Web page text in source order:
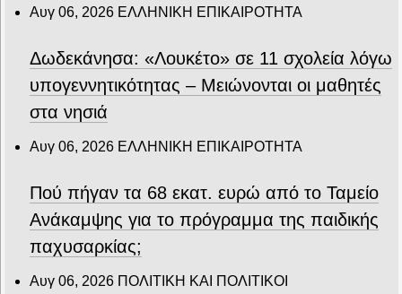
Αυγ 06, 2026 ΕΛΛΗΝΙΚΗ ΕΠΙΚΑΙΡΟΤΗΤΑ
Δωδεκάνησα: «Λουκέτο» σε 11 σχολεία λόγω
υπογεννητικότητας – Μειώνονται οι μαθητές
στα νησιά
Αυγ 06, 2026 ΕΛΛΗΝΙΚΗ ΕΠΙΚΑΙΡΟΤΗΤΑ
Πού πήγαν τα 68 εκατ. ευρώ από το Ταμείο
Ανάκαμψης για το πρόγραμμα της παιδικής
παχυσαρκίας;
Αυγ 06, 2026 ΠΟΛΙΤΙΚΗ ΚΑΙ ΠΟΛΙΤΙΚΟΙ